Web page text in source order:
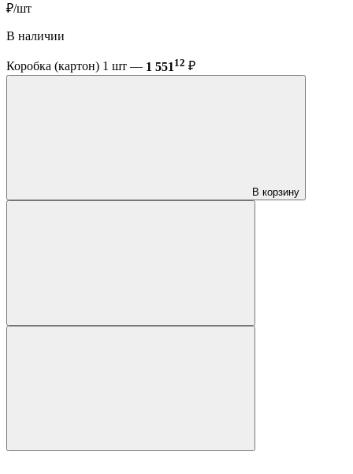
₽/шт
В наличии
Коробка (картон) 1 шт — 1 551 12 ₽
В корзину